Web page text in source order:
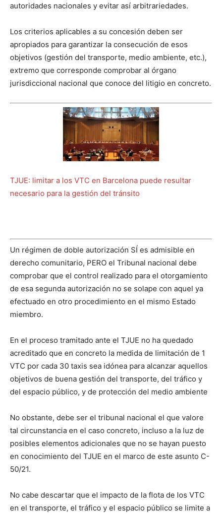
autoridades nacionales y evitar así arbitrariedades.
Los criterios aplicables a su concesión deben ser
apropiados para garantizar la consecución de esos
objetivos (gestión del transporte, medio ambiente, etc.),
extremo que corresponde comprobar al órgano
jurisdiccional nacional que conoce del litigio en concreto.
TJUE: limitar a los VTC en Barcelona puede resultar
necesario para la gestión del tránsito
Un régimen de doble autorización SÍ es admisible en
derecho comunitario, PERO el Tribunal nacional debe
comprobar que el control realizado para el otorgamiento
de esa segunda autorización no se solape con aquel ya
efectuado en otro procedimiento en el mismo Estado
miembro.
En el proceso tramitado ante el TJUE no ha quedado
acreditado que en concreto la medida de limitación de 1
VTC por cada 30 taxis sea idónea para alcanzar aquellos
objetivos de buena gestión del transporte, del tráfico y
del espacio público, y de protección del medio ambiente
No obstante, debe ser el tribunal nacional el que valore
tal circunstancia en el caso concreto, incluso a la luz de
posibles elementos adicionales que no se hayan puesto
en conocimiento del TJUE en el marco de este asunto C-
50/21.
No cabe descartar que el impacto de la flota de los VTC
en el transporte, el tráfico y el espacio público se limite a